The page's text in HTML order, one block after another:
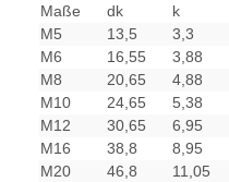
Maße
dk k
M5
13,5 3,3
M6
16,55 3,88
M8
20,65 4,88
M10
24,65 5,38
M12
30,65 6,95
M16
38,8 8,95
M20
46,8 11,05